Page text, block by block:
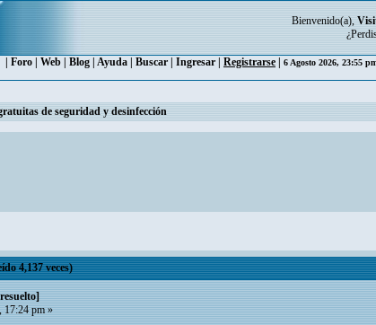
Bienvenido(a),
Foro Web Blog Ayuda Buscar Ingresar Registrarse 6 Agosto 2026, 23:55
de seguridad y desinfección
4,137 veces)
17:24 pm »